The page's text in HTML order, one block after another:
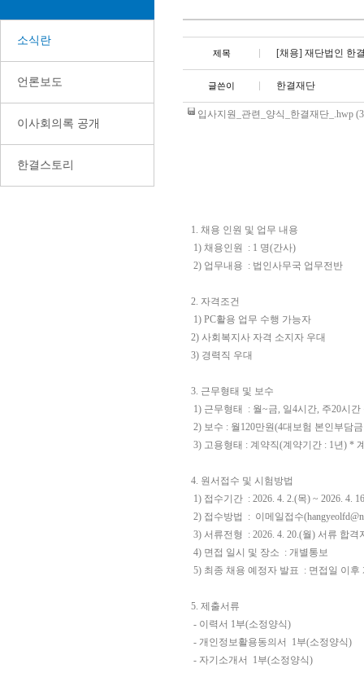
소식란
언론보도
이사회의록 공개
한결스토리
제목 [채용] 재단법인 한
글쓴이 한결재단
입사지원_관련_양식_한결재단_.hwp
1. 채용 인원 및 업무 내용
1) 채용인원 : 1 명(간사)
2) 업무내용 : 법인사무국 업무전반
2. 자격조건
1) PC활용 업무 수행 가능자
2) 사회복지사 자격 소지자 우대
3) 경력직 우대
3. 근무형태 및 보수
1) 근무형태 : 월~금, 일 4시간, 주20시
2) 보수 : 월 120만원(4대보험 본인부담
3) 고용형태 : 계약직(계약기간 : 1년) *
4. 원서접수 및 시험방법
1) 접수기간 : 2026. 4. 2.(목) ~ 2026. 4.
2) 접수방법 : 이메일접수
3) 서류전형 : 2026. 4. 20.(월) 서류 합격
4) 면접 일시 및 장소 : 개별통보
5) 최종 채용 예정자 발표 : 면접일 이후
5. 제출서류
- 이력서 1부(소정양식)
- 개인정보활용동의서 1부(소정양식)
- 자기소개서 1부(소정양식)